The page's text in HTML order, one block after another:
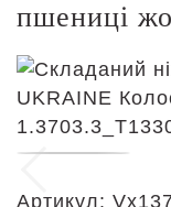
пшениці
Артикул: